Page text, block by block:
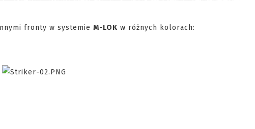
fronty w systemie M-LOK w różnych kolorach: